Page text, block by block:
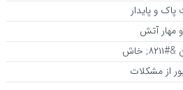
و پایدار
مهار آتش
خاش
از مشکلات